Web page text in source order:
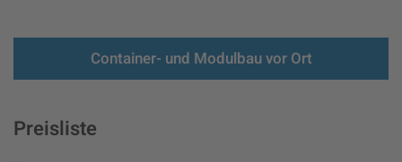
Container- und Modulbau vor Ort
Preisliste